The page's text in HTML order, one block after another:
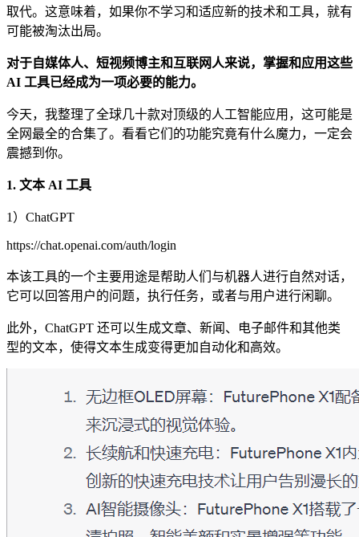
取代。这意味着，如果你不学习和适应新的技术和工具，就有
可能被淘汰出局。
对于自媒体人、短视频博主和互联网人来说，掌握和应用这些
AI 工具已经成为一项必要的能力。
今天，我整理了全球几十款对顶级的人工智能应用，这可能是
全网最全的合集了。看看它们的功能究竟有什么魔力，一定会
震撼到你。
1. 文本 AI 工具
1）ChatGPT
https://chat.openai.com/auth/login
本该工具的一个主要用途是帮助人们与机器人进行自然对话，
它可以回答用户的问题，执行任务，或者与用户进行闲聊。
此外，ChatGPT 还可以生成文章、新闻、电子邮件和其他类
型的文本，使得文本生成变得更加自动化和高效。